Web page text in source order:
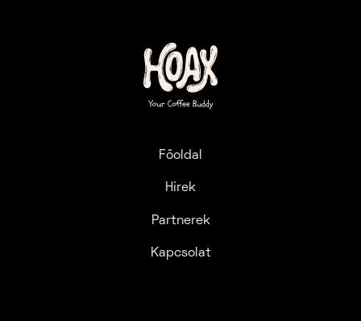
Főoldal
Hírek
Partnerek
Kapcsolat